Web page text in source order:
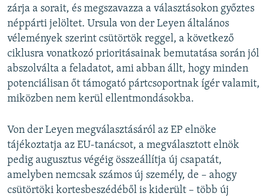
zárja a sorait, és megszavazza a választásokon győztes
néppárti jelöltet. Ursula von der Leyen általános
vélemények szerint csütörtök reggel, a következő
ciklusra vonatkozó prioritásainak bemutatása során jól
abszolválta a feladatot, ami abban állt, hogy minden
potenciálisan őt támogató pártcsoportnak ígér valamit,
miközben nem kerül ellentmondásokba.
Von der Leyen megválasztásáról az EP elnöke
tájékoztatja az EU-tanácsot, a megválasztott elnök
pedig augusztus végéig összeállítja új csapatát,
amelyben nemcsak számos új személy, de – ahogy
csütörtöki kortesbeszédéből is kiderült – több új